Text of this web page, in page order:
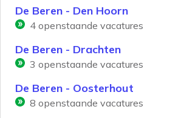
De Beren - Den Hoorn
4 openstaande vacatures
De Beren - Drachten
3 openstaande vacatures
De Beren - Oosterhout
8 openstaande vacatures